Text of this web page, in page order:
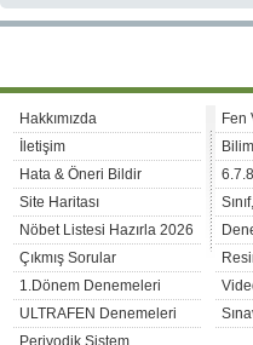
Hakkımızda
İletişim
Hata & Öneri Bildir
Site Haritası
Nöbet Listesi Hazırla 2026
Çıkmış Sorular
1.Dönem Denemeleri
ULTRAFEN Denemeleri
Periyodik Sistem
Fen